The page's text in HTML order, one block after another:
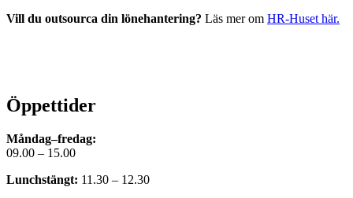
Vill du outsourca din lönehantering? Läs mer om HR-Huset här.
Öppettider
Måndag–fredag:
09.00 – 15.00
Lunchstängt: 11.30 – 12.30